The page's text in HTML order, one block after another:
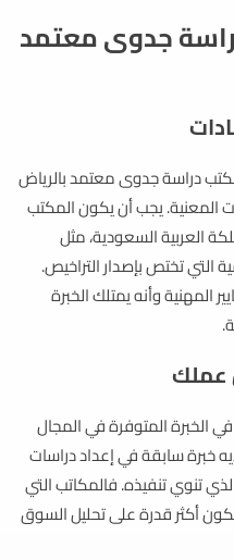
جدوى معتمد
دراسة جدوى معتمد بالرياض
المعنية. يجب أن يكون المكتب
العربية السعودية، مثل
التي تختص بإصدار التراخيص.
المهنية وأنه يمتلك الخبرة
عملك
الخبرة المتوفرة في المجال
خبرة سابقة في إعداد دراسات
تنوي تنفيذه. فالمكاتب التي
أكثر قدرة على تحليل السوق